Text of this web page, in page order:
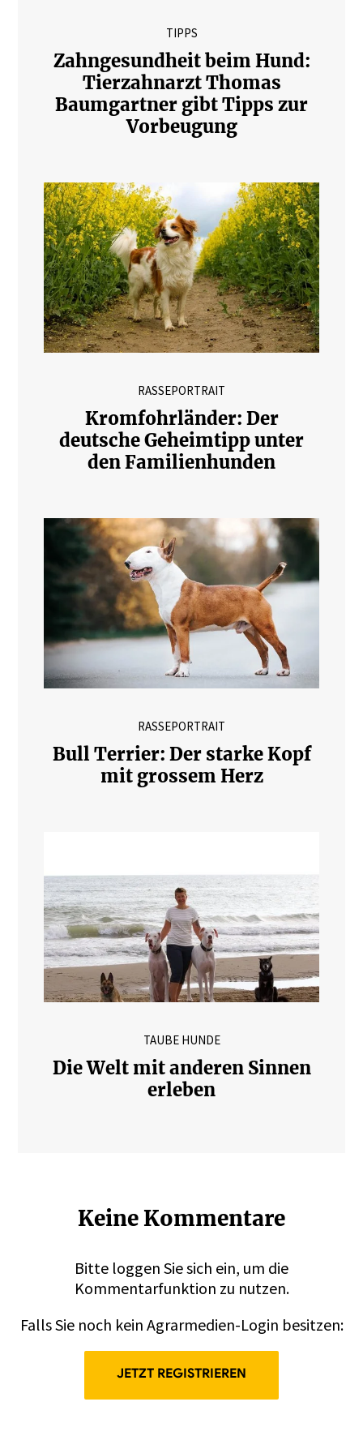
TIPPS
Zahngesundheit beim Hund:
Tierzahnarzt Thomas
Baumgartner gibt Tipps zur
Vorbeugung
RASSEPORTRAIT
Kromfohrländer: Der
deutsche Geheimtipp unter
den Familienhunden
RASSEPORTRAIT
Bull Terrier: Der starke Kopf
mit grossem Herz
TAUBE HUNDE
Die Welt mit anderen Sinnen
erleben
Keine Kommentare
Bitte loggen Sie sich ein, um die
Kommentarfunktion zu nutzen.
Falls Sie noch kein Agrarmedien-Login besitzen:
JETZT REGISTRIEREN